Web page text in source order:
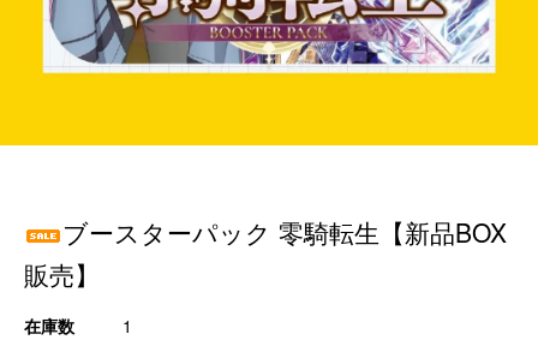
ブースターパック 零騎転生【新品BOX
販売】
在庫数
1